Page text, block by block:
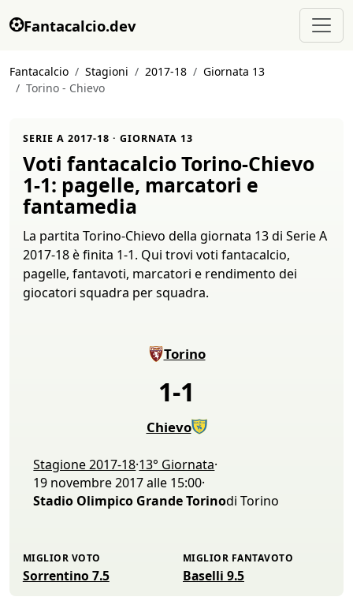
Fantacalcio.dev
Fantacalcio Stagioni 2017-18
Giornata 13
Torino - Chievo
SERIE A 2017-18 · GIORNATA 13
Voti fantacalcio Torino-Chievo
1-1: pagelle, marcatori e
fantamedia
La partita Torino-Chievo della giornata 13 di Serie A
2017-18 è finita 1-1. Qui trovi voti fantacalcio,
pagelle, fantavoti, marcatori e rendimento dei
giocatori squadra per squadra.
Torino
1-1
Chievo
Stagione 2017-18·13° Giornata·
19 novembre 2017 alle 15:00·
Stadio Olimpico Grande Torinodi Torino
MIGLIOR VOTO
Sorrentino 7.5
MIGLIOR FANTAVOTO
Baselli 9.5